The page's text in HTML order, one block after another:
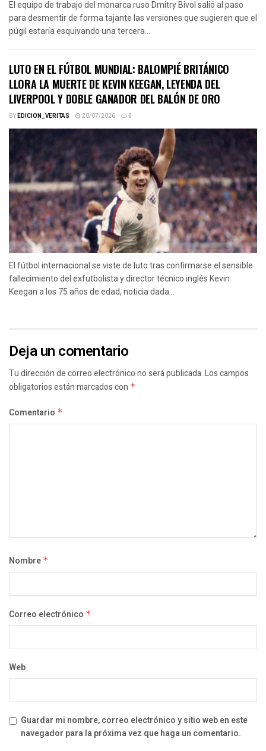
El equipo de trabajo del monarca ruso Dmitry Bivol salió al paso
para desmentir de forma tajante las versiones que sugieren que el
púgil estaría esquivando una tercera...
LUTO EN EL FÚTBOL MUNDIAL: BALOMPIÉ BRITÁNICO
LLORA LA MUERTE DE KEVIN KEEGAN, LEYENDA DEL
LIVERPOOL Y DOBLE GANADOR DEL BALÓN DE ORO
BYEDICION_VERITAS 20/07/2026 0
El fútbol internacional se viste de luto tras confirmarse el sensible
fallecimiento del exfutbolista y director técnico inglés Kevin
Keegan a los 75 años de edad, noticia dada...
Deja un comentario
Tu dirección de correo electrónico no será publicada.Los campos
obligatorios están marcados con *
Comentario *
Nombre *
Correo electrónico *
Web
Guardar mi nombre, correo electrónico y sitio web en este
navegador para la próxima vez que haga un comentario.